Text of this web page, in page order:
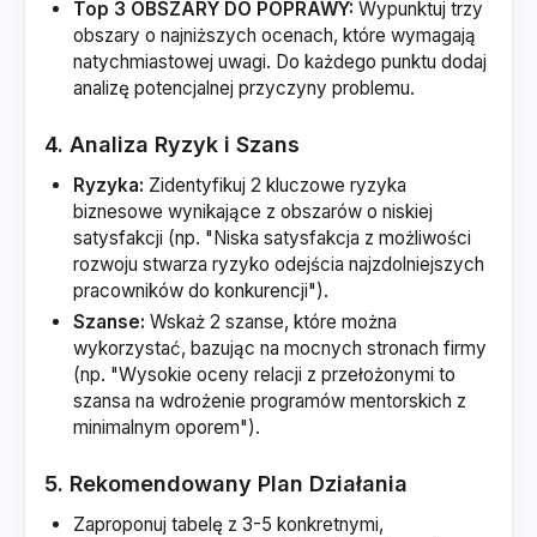
Top 3 OBSZARY DO POPRAWY: Wypunktuj trzy
obszary o najniższych ocenach, które wymagają
natychmiastowej uwagi. Do każdego punktu dodaj
analizę potencjalnej przyczyny problemu.
4. Analiza Ryzyk i Szans
Ryzyka: Zidentyfikuj 2 kluczowe ryzyka
biznesowe wynikające z obszarów o niskiej
satysfakcji (np. "Niska satysfakcja z możliwości
rozwoju stwarza ryzyko odejścia najzdolniejszych
pracowników do konkurencji").
Szanse: Wskaż 2 szanse, które można
wykorzystać, bazując na mocnych stronach firmy
(np. "Wysokie oceny relacji z przełożonymi to
szansa na wdrożenie programów mentorskich z
minimalnym oporem").
5. Rekomendowany Plan Działania
Zaproponuj tabelę z 3-5 konkretnymi,